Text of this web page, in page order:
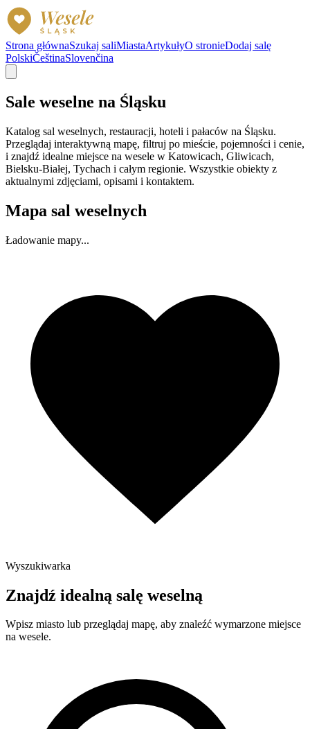
Strona głównaSzukaj saliMiastaArtykułyO stronieDodaj salę
PolskiČeštinaSlovenčina
Sale weselne na Śląsku
Katalog sal weselnych, restauracji, hoteli i pałaców na Śląsku.
Przeglądaj interaktywną mapę, filtruj po mieście, pojemności i cenie,
i znajdź idealne miejsce na wesele w Katowicach, Gliwicach,
Bielsku-Białej, Tychach i całym regionie. Wszystkie obiekty z
aktualnymi zdjęciami, opisami i kontaktem.
Mapa sal weselnych
Ładowanie mapy...
Wyszukiwarka
Znajdź idealną salę weselną
Wpisz miasto lub przeglądaj mapę, aby znaleźć wymarzone miejsce
na wesele.